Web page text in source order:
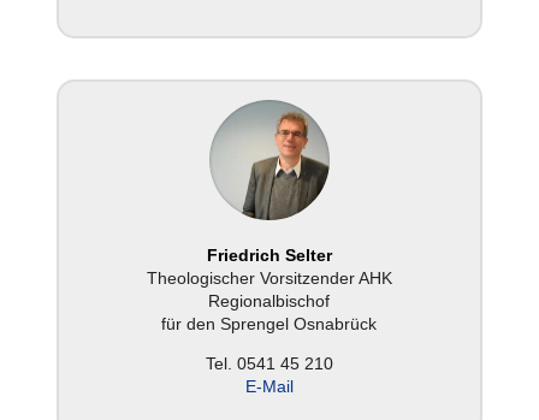
Fried­rich Selter
Theo­lo­gi­scher Vor­sit­zen­der AHK
Regio­nal­bi­schof
für den Sprengel Osna­brück
Tel. 0541 45 210
E‑Mail